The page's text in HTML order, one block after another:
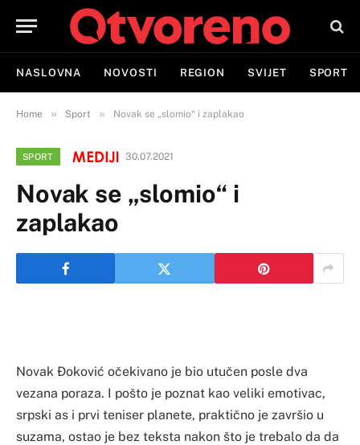
NASLOVNA NOVOSTI REGION SVIJET SPORT
Home » Sport » Novak se „slomio“ i zaplakao
SPORT 30.07.2021
Novak se „slomio“ i
zaplakao
Novak Đoković očekivano je bio utučen posle dva
vezana poraza. I pošto je poznat kao veliki emotivac,
srpski as i prvi teniser planete, praktično je završio u
suzama, ostao je bez teksta nakon što je trebalo da da